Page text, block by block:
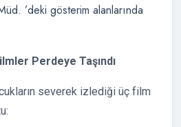
’deki gösterim alanlarında
Perdeye Taşındı
severek izlediği üç film